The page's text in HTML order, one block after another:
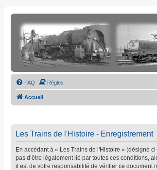
FAQ Règles
Accueil
Les Trains de l'Histoire - Enregistrement
En accédant à « Les Trains de l'Histoire » (désigné
pas d’être légalement lié par toutes ces conditions,
il est de votre responsabilité de vérifier ce document